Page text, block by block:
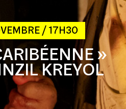
/ 17H30
»
KREYOL